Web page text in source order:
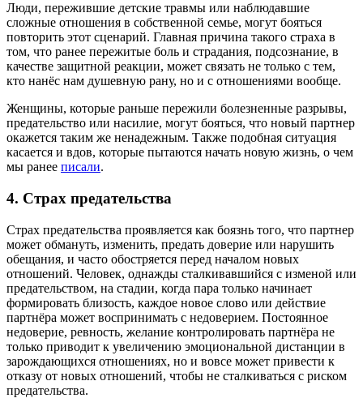
Люди, пережившие детские травмы или наблюдавшие
сложные отношения в собственной семье, могут бояться
повторить этот сценарий. Главная причина такого страха в
том, что ранее пережитые боль и страдания, подсознание, в
качестве защитной реакции, может связать не только с тем,
кто нанёс нам душевную рану, но и с отношениями вообще.
Женщины, которые раньше пережили болезненные разрывы,
предательство или насилие, могут бояться, что новый партнер
окажется таким же ненадежным. Также подобная ситуация
касается и вдов, которые пытаются начать новую жизнь, о чем
мы ранее писали.
4. Страх предательства
Страх предательства проявляется как боязнь того, что партнер
может обмануть, изменить, предать доверие или нарушить
обещания, и часто обостряется перед началом новых
отношений. Человек, однажды сталкивавшийся с изменой или
предательством, на стадии, когда пара только начинает
формировать близость, каждое новое слово или действие
партнёра может воспринимать с недоверием. Постоянное
недоверие, ревность, желание контролировать партнёра не
только приводит к увеличению эмоциональной дистанции в
зарождающихся отношениях, но и вовсе может привести к
отказу от новых отношений, чтобы не сталкиваться с риском
предательства.